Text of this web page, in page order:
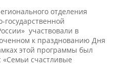
отделения
участвовали в
к празднованию Дня
этой программы был
«Семьи счастливые